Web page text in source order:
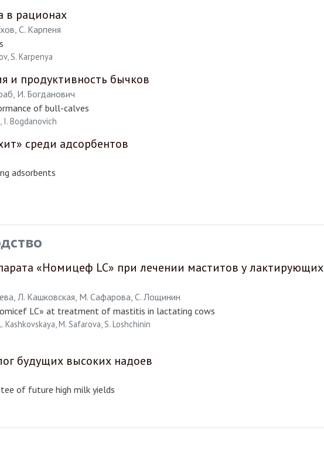
в рационах
С. Карпеня
S. Karpenya
и продуктивность бычков
И. Богданович
of bull-calves
I. Bogdanovich
среди адсорбентов
adsorbents
«Номицеф LC» при лечении маститов у лактирующих
Л. Кашковская, М. Сафарова, С. Лощинин
LC» at treatment of mastitis in lactating cows
Kashkovskaya, M. Safarova, S. Loshchinin
будущих высоких надоев
of future high milk yields